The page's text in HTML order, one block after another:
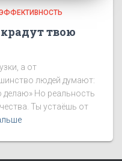
твою
а от
людей думают:
делаю» Но реальность
Ты устаёшь от